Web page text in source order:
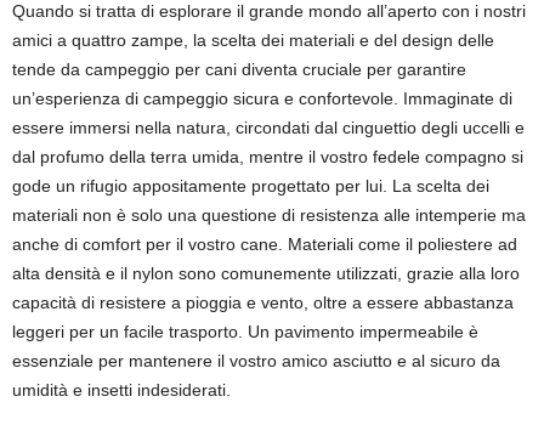
Quando si tratta di esplorare il grande mondo all’aperto con i nostri
amici a quattro zampe, la scelta dei materiali e del design delle
tende da campeggio per cani diventa cruciale per garantire
un’esperienza di campeggio sicura e confortevole. Immaginate di
essere immersi nella natura, circondati dal cinguettio degli uccelli e
dal profumo della terra umida, mentre il vostro fedele compagno si
gode un rifugio appositamente progettato per lui. La scelta dei
materiali non è solo una questione di resistenza alle intemperie ma
anche di comfort per il vostro cane. Materiali come il poliestere ad
alta densità e il nylon sono comunemente utilizzati, grazie alla loro
capacità di resistere a pioggia e vento, oltre a essere abbastanza
leggeri per un facile trasporto. Un pavimento impermeabile è
essenziale per mantenere il vostro amico asciutto e al sicuro da
umidità e insetti indesiderati.